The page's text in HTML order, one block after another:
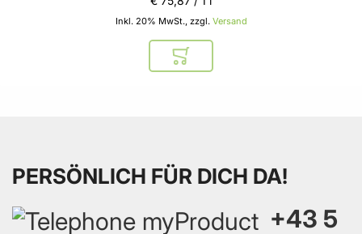
Inkl. 20% MwSt., zzgl. Versand
In den Warenkorb
PERSÖNLICH FÜR DICH DA!
+43 5